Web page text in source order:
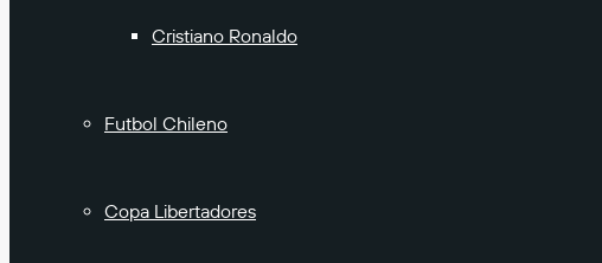
Cristiano Ronaldo
Futbol Chileno
Copa Libertadores